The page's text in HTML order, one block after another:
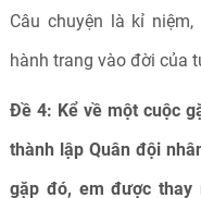
Câu chuyện là kỉ
hành trang vào đời của
Đề 4: Kể về một cuộc
thành lập Quân đội
gặp đó, em được thay